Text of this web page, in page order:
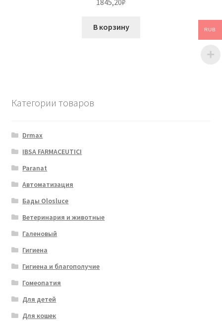
В корзину
Категории товаров
Drmax
IBSA FARMACEUTICI
Paranat
Автоматизация
Бады Olosluce
Ветеринария и животные
Галеновый
Гигиена
Гигиена и благополучие
Гомеопатия
Для детей
Для кошек
RUB